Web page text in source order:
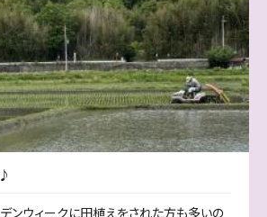
ンウィークに田植えをされた方も多いの